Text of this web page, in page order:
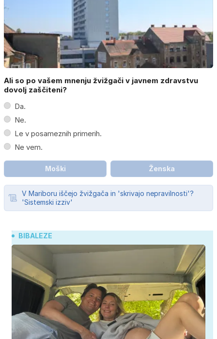
Ali so po vašem mnenju žvižgači v javnem zdravstvu
dovolj zaščiteni?
Da.
Ne.
Le v posameznih primerih.
Ne vem.
Moški Ženska
V Mariboru iščejo žvižgača in 'skrivajo nepravilnosti'?
'Sistemski izziv'
BIBALEZE